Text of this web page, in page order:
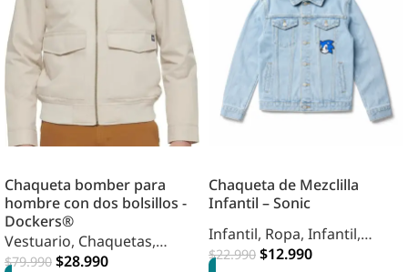
Chaqueta bomber para
hombre con dos bolsillos -
Dockers®
Vestuario, Chaquetas,
Hombre
$79.990 $28.990
Chaqueta de Mezclilla
Infantil – Sonic
Infantil, Ropa, Infantil,
Vestuario
$22.990 $12.990